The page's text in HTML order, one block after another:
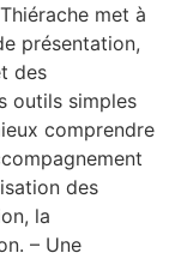
met à
présentation,
des
outils simples
comprendre
des
la
– Une